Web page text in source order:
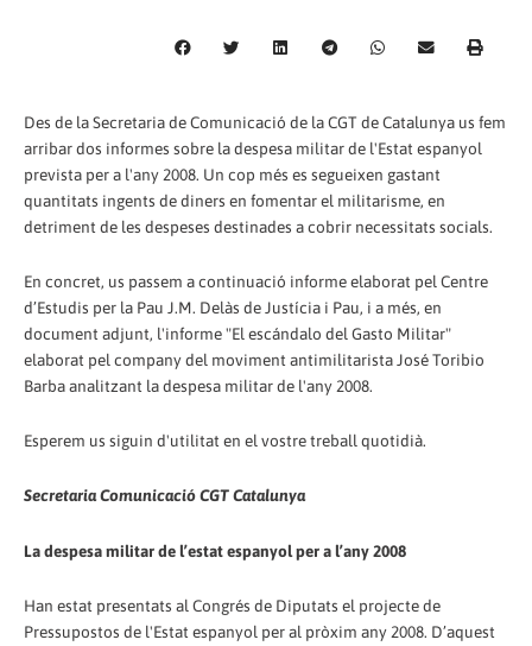
Des de la Secretaria de Comunicació de la CGT de Catalunya us fem
arribar dos informes sobre la despesa militar de l'Estat espanyol
prevista per a l'any 2008. Un cop més es segueixen gastant
quantitats ingents de diners en fomentar el militarisme, en
detriment de les despeses destinades a cobrir necessitats socials.
En concret, us passem a continuació informe elaborat pel Centre
d’Estudis per la Pau J.M. Delàs de Justícia i Pau, i a més, en
document adjunt, l'informe "El escándalo del Gasto Militar"
elaborat pel company del moviment antimilitarista José Toribio
Barba analitzant la despesa militar de l'any 2008.
Esperem us siguin d'utilitat en el vostre treball quotidià.
Secretaria Comunicació CGT Catalunya
La despesa militar de l’estat espanyol per a l’any 2008
Han estat presentats al Congrés de Diputats el projecte de
Pressupostos de l'Estat espanyol per al pròxim any 2008. D’aquest